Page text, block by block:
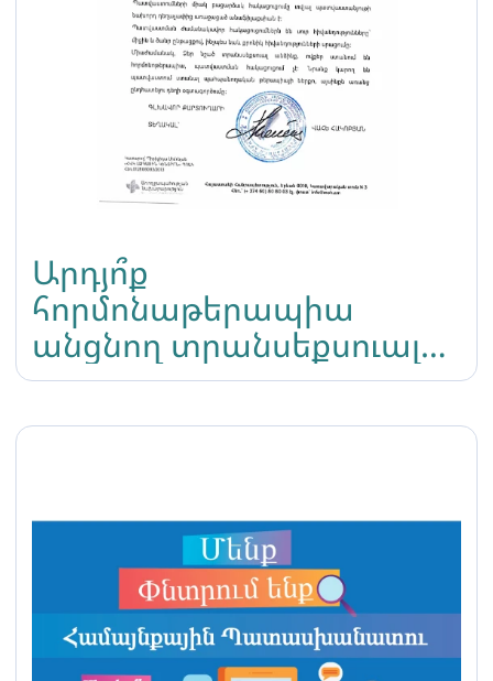
Արդյո՞ք
հորմոնաթերապիա
անցնող տրանսեքսուալ
անձինք կարող են
պատվաստվել Քովիդ-19-